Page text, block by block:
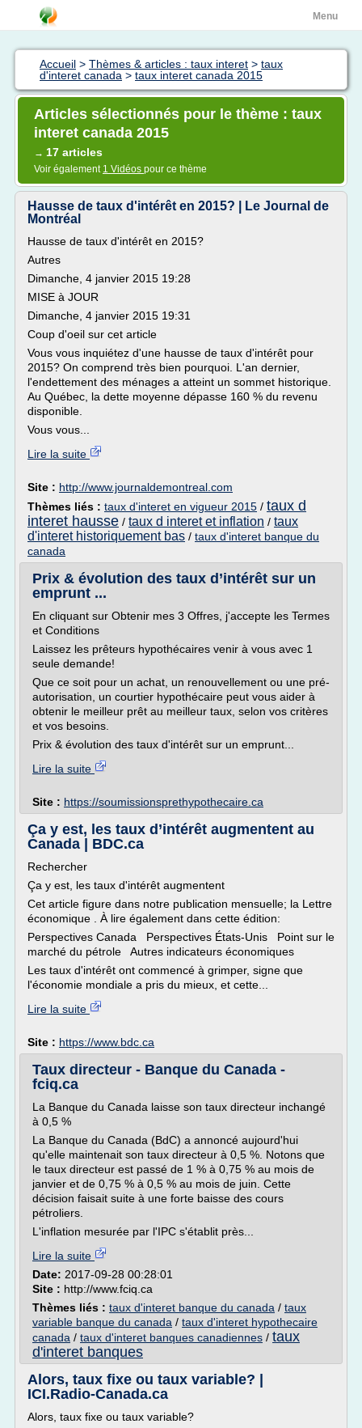
Menu
Accueil > Thèmes & articles : taux interet > taux
d'interet canada > taux interet canada 2015
Articles sélectionnés pour le thème : taux
interet canada 2015
→ 17 articles
Voir également 1 Vidéos pour ce thème
Hausse de taux d'intérêt en 2015? | Le Journal de
Montréal
Hausse de taux d'intérêt en 2015?
Autres
Dimanche, 4 janvier 2015 19:28
MISE à JOUR
Dimanche, 4 janvier 2015 19:31
Coup d'oeil sur cet article
Vous vous inquiétez d'une hausse de taux d'intérêt pour
2015? On comprend très bien pourquoi. L'an dernier,
l'endettement des ménages a atteint un sommet historique.
Au Québec, la dette moyenne dépasse 160 % du revenu
disponible.
Vous vous...
Lire la suite
Site : http://www.journaldemontreal.com
Thèmes liés : taux d'interet en vigueur 2015 / taux d
interet hausse / taux d interet et inflation / taux
d'interet historiquement bas / taux d'interet banque du
canada
Prix & évolution des taux d’intérêt sur un
emprunt ...
En cliquant sur Obtenir mes 3 Offres, j'accepte les Termes
et Conditions
Laissez les prêteurs hypothécaires venir à vous avec 1
seule demande!
Que ce soit pour un achat, un renouvellement ou une pré-
autorisation, un courtier hypothécaire peut vous aider à
obtenir le meilleur prêt au meilleur taux, selon vos critères
et vos besoins.
Prix & évolution des taux d'intérêt sur un emprunt...
Lire la suite
Site : https://soumissionsprethypothecaire.ca
Ça y est, les taux d’intérêt augmentent au
Canada | BDC.ca
Rechercher
Ça y est, les taux d'intérêt augmentent
Cet article figure dans notre publication mensuelle; la Lettre
économique . À lire également dans cette édition:
Perspectives Canada Perspectives États-Unis Point sur le
marché du pétrole Autres indicateurs économiques
Les taux d'intérêt ont commencé à grimper, signe que
l'économie mondiale a pris du mieux, et cette...
Lire la suite
Site : https://www.bdc.ca
Taux directeur - Banque du Canada -
fciq.ca
La Banque du Canada laisse son taux directeur inchangé
à 0,5 %
La Banque du Canada (BdC) a annoncé aujourd'hui
qu'elle maintenait son taux directeur à 0,5 %. Notons que
le taux directeur est passé de 1 % à 0,75 % au mois de
janvier et de 0,75 % à 0,5 % au mois de juin. Cette
décision faisait suite à une forte baisse des cours
pétroliers.
L'inflation mesurée par l'IPC s'établit près...
Lire la suite
Date: 2017-09-28 00:28:01
Site : http://www.fciq.ca
Thèmes liés : taux d'interet banque du canada / taux
variable banque du canada / taux d'interet hypothecaire
canada / taux d'interet banques canadiennes / taux
d'interet banques
Alors, taux fixe ou taux variable? |
ICI.Radio-Canada.ca
Alors, taux fixe ou taux variable?